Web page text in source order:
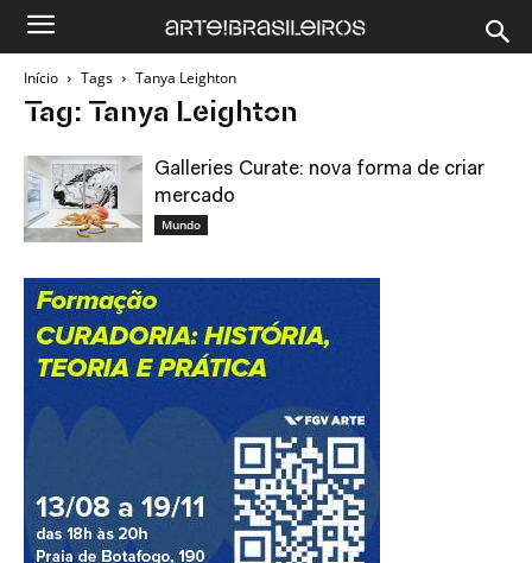
Início Tags Tanya Leighton
Tag: Tanya Leighton
Galleries Curate: nova forma de criar
mercado
Mundo